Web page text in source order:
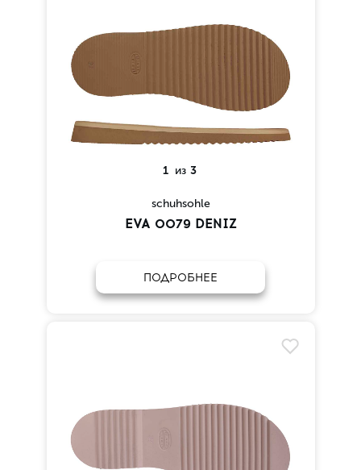
1 из 3
schuhsohle
EVA 0079 DENIZ
ПОДРОБНЕЕ